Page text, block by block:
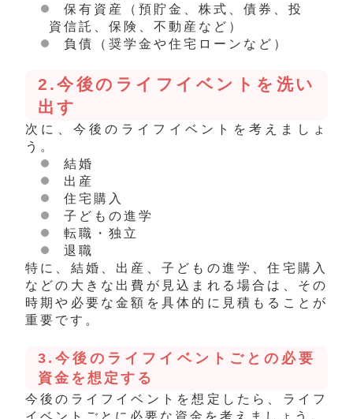
保有資産（預貯金、株式、債券、投
資信託、保険、不動産など）
負債（奨学金や住宅ローンなど）
2.今後のライフイベントを洗い
出す
次に、今後のライフイベントを考えましょ
う。
結婚
出産
住宅購入
子どもの進学
転職・独立
退職
特に、結婚、出産、子どもの進学、住宅購入
などの大きな出費が見込まれる場合は、その
時期や必要な金額を具体的に見積もることが
重要です。
3.今後のライフ イベントごとの必要
資金を想定する
今後のライフイベントを想定したら 、ライフ